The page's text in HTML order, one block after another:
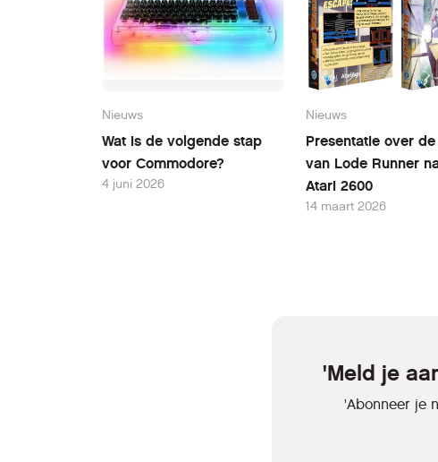
Nieuws
Wat is de volgende stap
voor Commodore?
4 juni 2026
Nieuws
Presentatie over
van Lode Runner
Atari 2600
14 maart 2026
'Meld je
'Abonneer je